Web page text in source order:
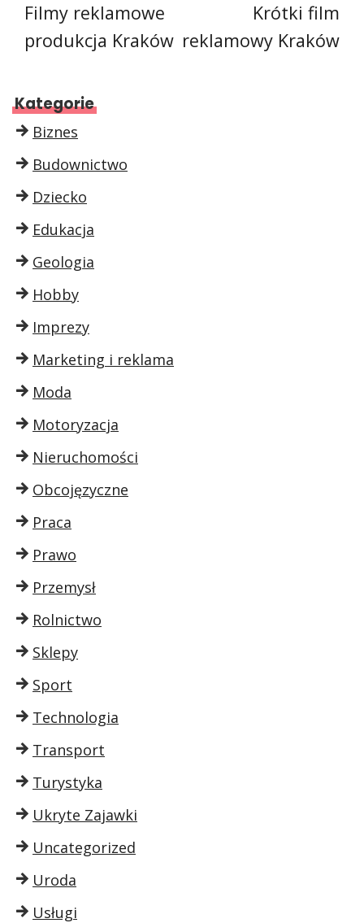
Filmy reklamowe
produkcja Kraków
Krótki film
reklamowy Kraków
Kategorie
Biznes
Budownictwo
Dziecko
Edukacja
Geologia
Hobby
Imprezy
Marketing i reklama
Moda
Motoryzacja
Nieruchomości
Obcojęzyczne
Praca
Prawo
Przemysł
Rolnictwo
Sklepy
Sport
Technologia
Transport
Turystyka
Ukryte Zajawki
Uncategorized
Uroda
Usługi